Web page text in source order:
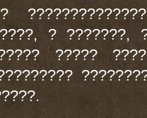
? ???????,
?????